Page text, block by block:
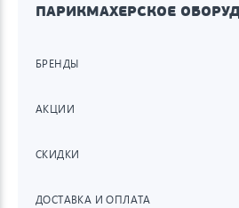
ПАРИКМАХЕРСКОЕ
БРЕНДЫ
АКЦИИ
СКИДКИ
ДОСТАВКА И ОПЛАТА